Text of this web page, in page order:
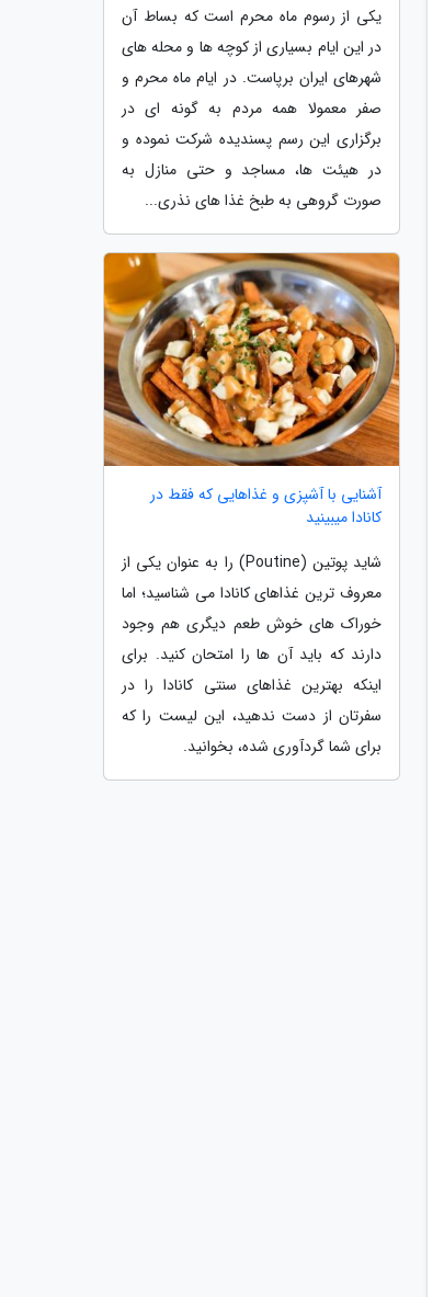
یکی از رسوم ماه محرم است که بساط آن
در این ایام بسیاری از کوچه ها و محله های
شهرهای ایران برپاست. در ایام ماه محرم و
صفر معمولا همه مردم به گونه ای در
برگزاری این رسم پسندیده شرکت نموده و
در هیئت ها، مساجد و حتی منازل به
صورت گروهی به طبخ غذا های نذری...
آشنایی با آشپزی و غذاهایی که فقط در
کانادا میبینید
شاید پوتین (Poutine) را به عنوان یکی از
معروف ترین غذاهای کانادا می شناسید؛ اما
خوراک های خوش طعم دیگری هم وجود
دارند که باید آن ها را امتحان کنید. برای
اینکه بهترین غذاهای سنتی کانادا را در
سفرتان از دست ندهید، این لیست را که
برای شما گردآوری شده، بخوانید.